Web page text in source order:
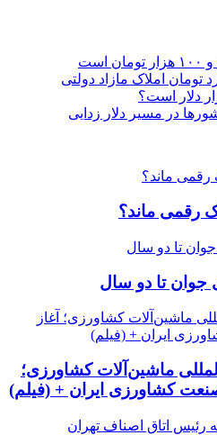
در مسیر دلار زدایی
رقمی ماند؟
تا دو سال
ماشین‌آلات کشاورزی؛
کشاورزی ایران + (فیلم)